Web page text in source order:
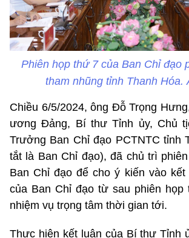
Phiên họp thứ 7 của Ban Chỉ đạo
tham nhũng tỉnh Thanh Hóa.
Chiều 6/5/2024, ông Đỗ Trọng
ương Đảng, Bí thư Tỉnh ủy, Chủ
Trưởng Ban Chỉ đạo PCTNTC tỉnh
tắt là Ban Chỉ đạo), đã chủ trì
Ban Chỉ đạo để cho ý kiến vào kết
của Ban Chỉ đạo từ sau phiên họp
nhiệm vụ trọng tâm thời gian tới.
Thực hiện kết luận của Bí thư Tỉnh